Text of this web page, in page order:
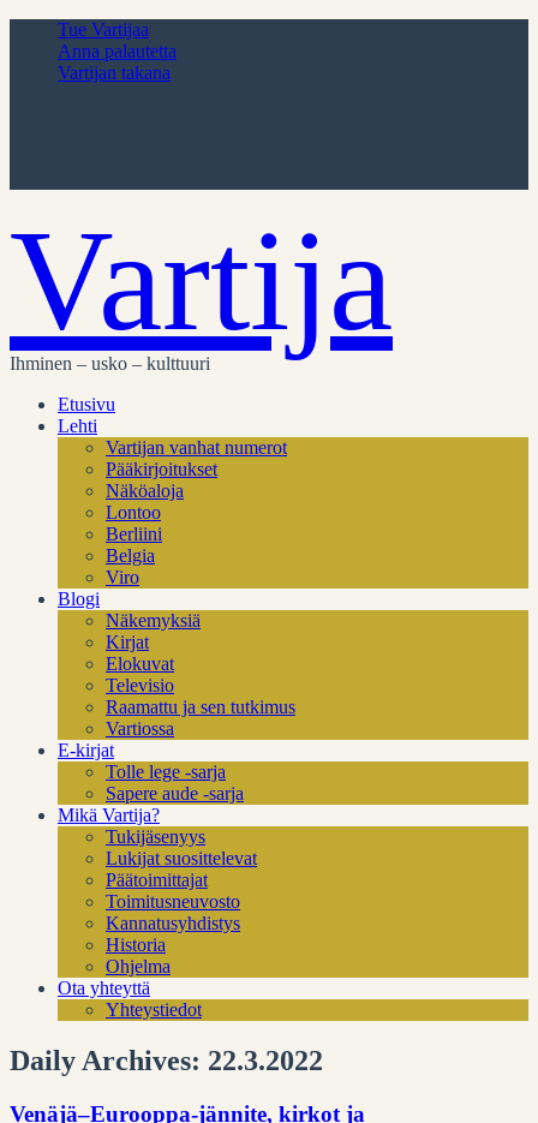
Tue Vartijaa
Anna palautetta
Vartijan takana
Vartija
Ihminen – usko – kulttuuri
Etusivu
Lehti
Vartijan vanhat numerot
Pääkirjoitukset
Näköaloja
Lontoo
Berliini
Belgia
Viro
Blogi
Näkemyksiä
Kirjat
Elokuvat
Televisio
Raamattu ja sen tutkimus
Vartiossa
E-kirjat
Tolle lege -sarja
Sapere aude -sarja
Mikä Vartija?
Tukijäsenyys
Lukijat suosittelevat
Päätoimittajat
Toimitusneuvosto
Kannatusyhdistys
Historia
Ohjelma
Ota yhteyttä
Yhteystiedot
Daily Archives: 22.3.2022
Venäjä–Eurooppa-jännite, kirkot ja